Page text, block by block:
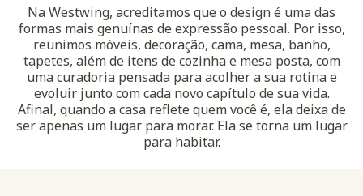
Na Westwing, acreditamos que o design é uma das
formas mais genuínas de expressão pessoal. Por isso,
reunimos móveis, decoração, cama, mesa, banho,
tapetes, além de itens de cozinha e mesa posta, com
uma curadoria pensada para acolher a sua rotina e
evoluir junto com cada novo capítulo de sua vida.
Afinal, quando a casa reflete quem você é, ela deixa de
ser apenas um lugar para morar. Ela se torna um lugar
para habitar.